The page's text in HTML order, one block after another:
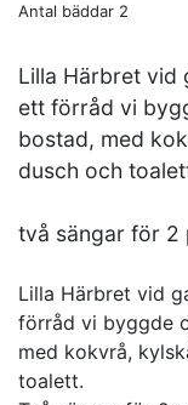
Antal bäddar 2
Lilla Härbret vid
ett förråd vi
bostad, med
dusch och
två sängar för 2
Lilla Härbret vid
förråd vi byggde
med kokvrå,
toalett.